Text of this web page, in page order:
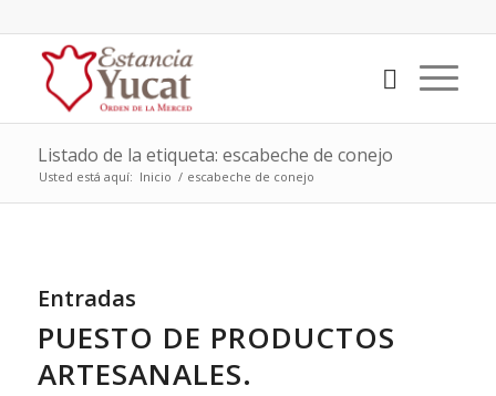
Listado de la etiqueta: escabeche de conejo
Usted está aquí: Inicio / escabeche de conejo
Entradas
PUESTO DE PRODUCTOS
ARTESANALES.